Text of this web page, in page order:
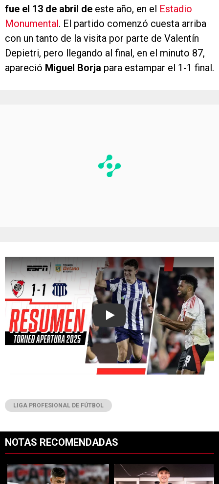
fue el 13 de abril de este año, en el Estadio
Monumental. El partido comenzó cuesta arriba
con un tanto de la visita por parte de Valentín
Depietri, pero llegando al final, en el minuto 87,
apareció Miguel Borja para estampar el 1-1 final.
Play
LIGA PROFESIONAL DE FÚTBOL
NOTAS RECOMENDADAS
Un artículo de tendencia con el título "Tras su salida de River,
Un artículo de tendencia con el